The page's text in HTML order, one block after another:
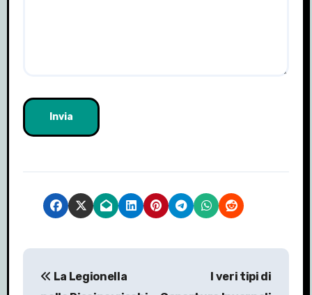
N
La Legionella
I veri tipi di